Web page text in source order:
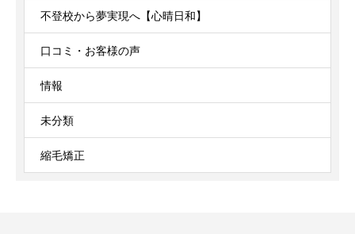
不登校から夢実現へ【心晴日和】
口コミ・お客様の声
情報
未分類
縮毛矯正